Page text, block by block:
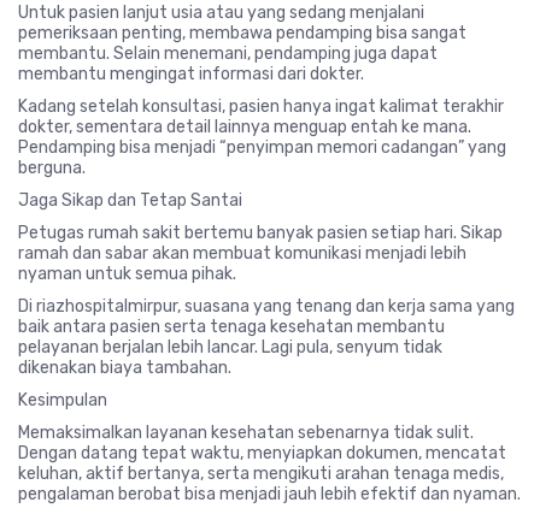
Untuk pasien lanjut usia atau yang sedang menjalani
pemeriksaan penting, membawa pendamping bisa sangat
membantu. Selain menemani, pendamping juga dapat
membantu mengingat informasi dari dokter.
Kadang setelah konsultasi, pasien hanya ingat kalimat terakhir
dokter, sementara detail lainnya menguap entah ke mana.
Pendamping bisa menjadi “penyimpan memori cadangan” yang
berguna.
Jaga Sikap dan Tetap Santai
Petugas rumah sakit bertemu banyak pasien setiap hari. Sikap
ramah dan sabar akan membuat komunikasi menjadi lebih
nyaman untuk semua pihak.
Di riazhospitalmirpur, suasana yang tenang dan kerja sama yang
baik antara pasien serta tenaga kesehatan membantu
pelayanan berjalan lebih lancar. Lagi pula, senyum tidak
dikenakan biaya tambahan.
Kesimpulan
Memaksimalkan layanan kesehatan sebenarnya tidak sulit.
Dengan datang tepat waktu, menyiapkan dokumen, mencatat
keluhan, aktif bertanya, serta mengikuti arahan tenaga medis,
pengalaman berobat bisa menjadi jauh lebih efektif dan nyaman.